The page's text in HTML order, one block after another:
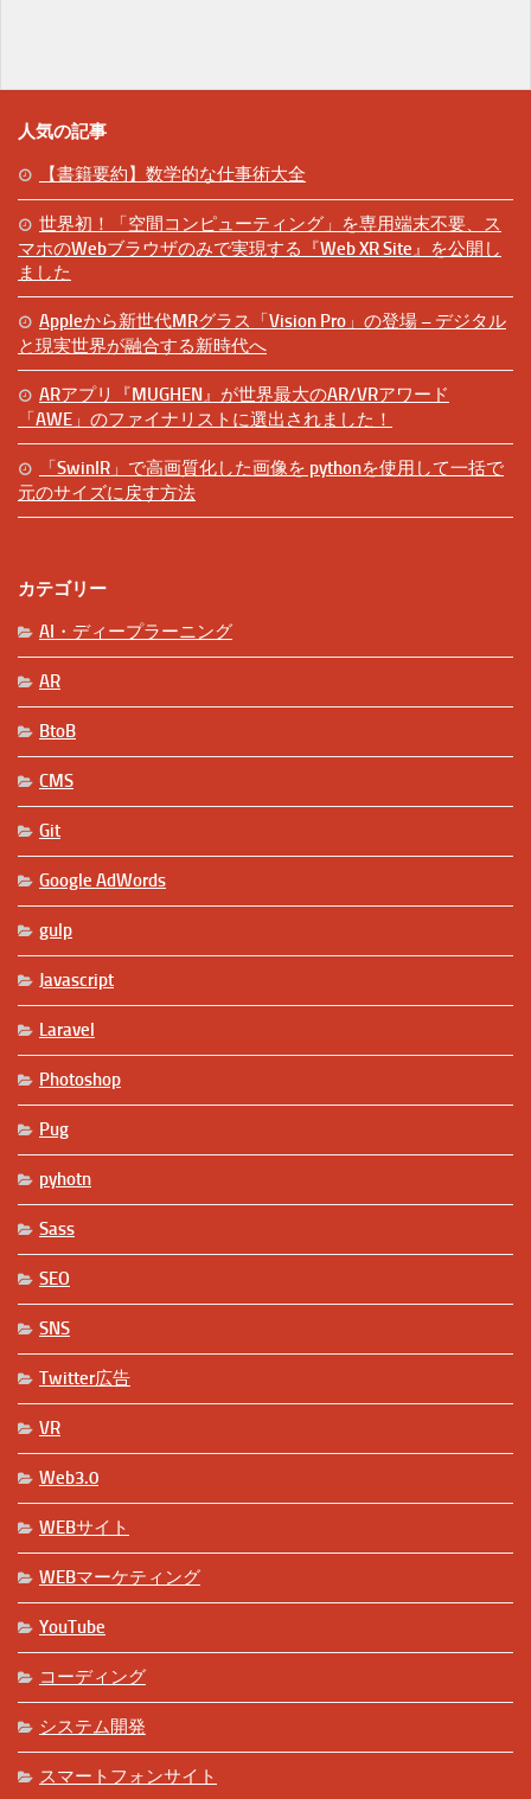
人気の記事
【書籍要約】数学的な仕事術大全
世界初！「空間コンピューティング」を専用端末不要、ス
マホのWebブラウザのみで実現する『Web XR Site』を公開し
ました
Appleから新世代MRグラス「Vision Pro」の登場 – デジタル
と現実世界が融合する新時代へ
ARアプリ『MUGHEN』が世界最大のAR/VRアワード
「AWE」のファイナリストに選出されました！
「SwinIR」で高画質化した画像を pythonを使用して一括で
元のサイズに戻す方法
カテゴリー
AI・ディープラーニング
AR
BtoB
CMS
Git
Google AdWords
gulp
Javascript
Laravel
Photoshop
Pug
pyhotn
Sass
SEO
SNS
Twitter広告
VR
Web3.0
WEBサイト
WEBマーケティング
YouTube
コーディング
システム開発
スマートフォンサイト